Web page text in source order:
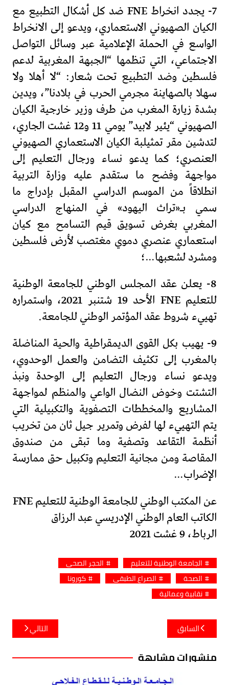
7- يجدد انخراط FNE ضد كل أشكال التطبيع مع
الكيان الصهيوني الاستعماري، ويدعو إلى الانخراط
الواسع في الحملة الإعلامية عبر وسائل التواصل
الاجتماعي، التي تنظمها “الجبهة المغربية لدعم
فلسطين وضد التطبيع تحت شعار: “لا أهلا ولا
سهلا بالصهاينة مجرمي الحرب في بلادنا”، ويدين
بشدة زيارة المغرب من طرف وزير خارجية الكيان
الصهيوني “يئير لابيد” يومي 11 و12 غشت الجاري،
لتدشين مقر تمثيلبة الكيان الاستعماري الصهيوني
العنصري؛ كما يدعو نساء ورجال التعليم إلى
مواجهة وفضح ما ستقدم عليه وزارة التربية
انطلاقاً من الموسم الدراسي المقبل بإدراج ما
سمي بـ«تراث اليهود» في المنهاج الدراسي
المغربي بغرض تسويق قيم التسامح مع كيان
استعماري عنصري دموي مغتصب لأرض فلسطين
ومشرد لشعبها…؛
8- يعلن عقد المجلس الوطني للجامعة الوطنية
للتعليم FNE الأحد 19 شتنبر 2021، واستمراره
تهييء شروط عقد المؤتمر الوطني للجامعة.
9- يهيب بكل القوى الديمقراطية والحية المناضلة
بالمغرب إلى تكثيف التضامن والعمل الوحدوي،
ويدعو نساء ورجال التعليم إلى الوحدة ونبذ
التشتت وخوض النضال الواعي والمنظم لمواجهة
المشاريع والمخططات التصفوية والتكبيلية التي
يتم التهييء لها لفرض وتمرير جيل ثان من تخريب
أنظمة التقاعد وتصفية وما تبقى من صندوق
المقاصة ومن مجانية التعليم وتكبيل حق ممارسة
الإضراب…
عن المكتب الوطني للجامعة الوطنية للتعليم FNE
الكاتب العام الوطني الإدريسي عبد الرزاق
الرباط، 9 غشت 2021
الجامعة الوطنية للتعليم
الحجر الصحي
الصحة
الصراع الطبقي
كورونا
نقابية وعمالية
تصفّح
المقالات
السابق التالي
منشورات مشابهة